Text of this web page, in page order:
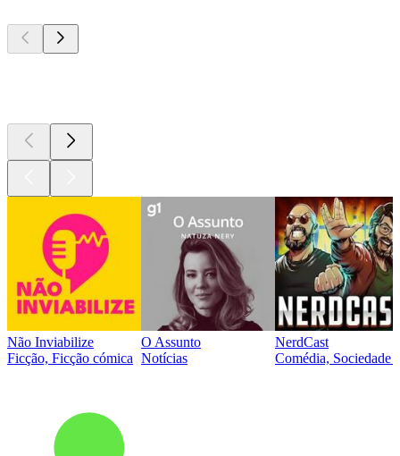
Não Inviabilize
Ficção, Ficção cómica
O Assunto
Notícias
NerdCast
Comédia, Sociedade